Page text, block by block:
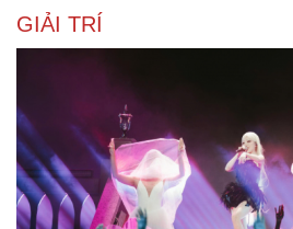
Du lịch
Hạt
GIẢI TRÍ